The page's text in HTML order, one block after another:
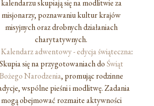
kalendarzu skupiają się na modlitwie za
misjonarzy, poznawaniu kultur krajów
misyjnych oraz drobnych działaniach
charytatywnych.
Kalendarz adwentowy - edycja świąteczna:
Skupia się na przygotowaniach doŚwiąt
Bożego Narodzenia, promując rodzinne
wspólne pieśni i modlitwę. Zadania
mogą obejmować rozmaite aktywności